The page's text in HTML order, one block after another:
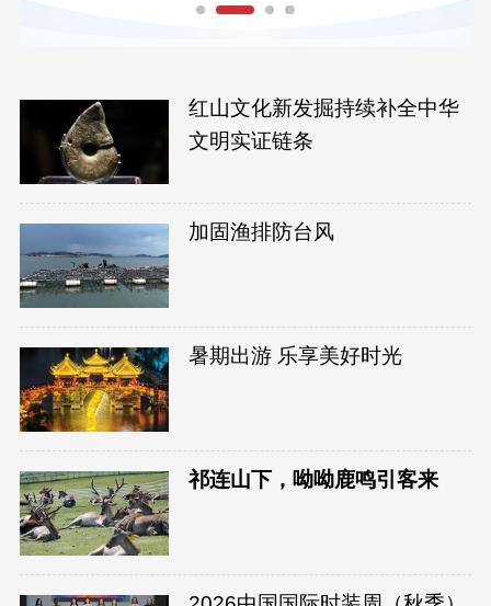
红山文化新发掘持续补全中华
文明实证链条
加固渔排防台风
暑期出游 乐享美好时光
祁连山下，呦呦鹿鸣引客来